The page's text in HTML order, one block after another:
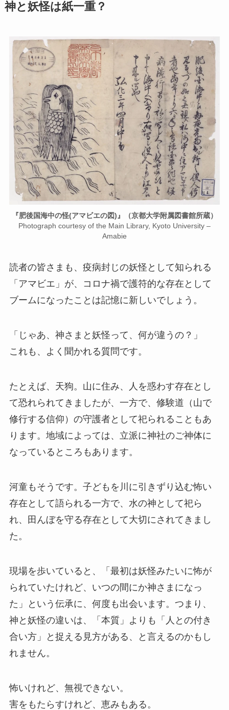
神と妖怪は紙一重？
『肥後国海中の怪(アマビエの図)』（京都大学附属図書館所蔵）
Photograph courtesy of the Main Library, Kyoto University –
Amabie
読者の皆さまも、疫病封じの妖怪として知られる
「アマビエ」が、コロナ禍で護符的な存在として
ブームになったことは記憶に新しいでしょう。
「じゃあ、神さまと妖怪って、何が違うの？」
これも、よく聞かれる質問です。
たとえば、天狗。山に住み、人を惑わす存在とし
て恐れられてきましたが、一方で、修験道（山で
修行する信仰）の守護者として祀られることもあ
ります。地域によっては、立派に神社のご神体に
なっているところもあります。
河童もそうです。子どもを川に引きずり込む怖い
存在として語られる一方で、水の神として祀ら
れ、田んぼを守る存在として大切にされてきまし
た。
現場を歩いていると、「最初は妖怪みたいに怖が
られていたけれど、いつの間にか神さまになっ
た」という伝承に、何度も出会います。つまり、
神と妖怪の違いは、「本質」よりも「人との付き
合い方」と捉える見方がある、と言えるのかもし
れません。
怖いけれど、無視できない。
害をもたらすけれど、恵みもある。